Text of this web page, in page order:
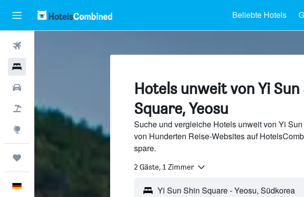
Beliebte Hotels
Pauschalreisen
Hotels unweit von Yi Sun
Square, Yeosu
Suche und vergleiche Hotels unweit von Yi
von Hunderten Reise-Websites auf
spare.
2 Gäste, 1 Zimmer